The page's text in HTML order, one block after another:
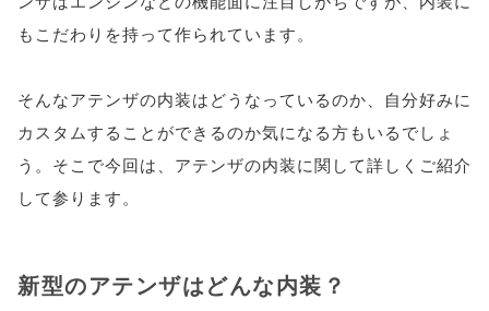
もこだわりを持って作られています。
そんなアテンザの内装はどうなっているのか、自分好みに
カスタムすることができるのか気になる方もいるでしょ
う。そこで今回は、アテンザの内装に関して詳しくご紹介
して参ります。
新型のアテンザはどんな内装？